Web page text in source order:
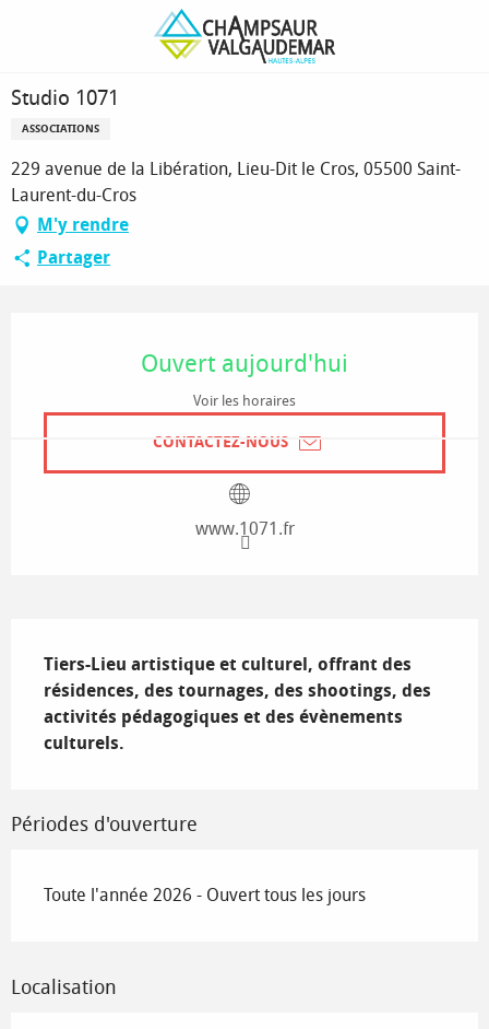
principal
Studio 1071
Studio 1071
ASSOCIATIONS
229 avenue de la Libération, Lieu-Dit le Cros, 05500 Saint-
Laurent-du-Cros
M'y rendre
Partager
Ouvert aujourd'hui
Voir les horaires
CONTACTEZ-NOUS
www.1071.fr
Tiers-Lieu artistique et culturel, offrant des
résidences, des tournages, des shootings, des
activités pédagogiques et des évènements
culturels.
Périodes d'ouverture
Toute l'année 2026 - Ouvert tous les jours
Localisation